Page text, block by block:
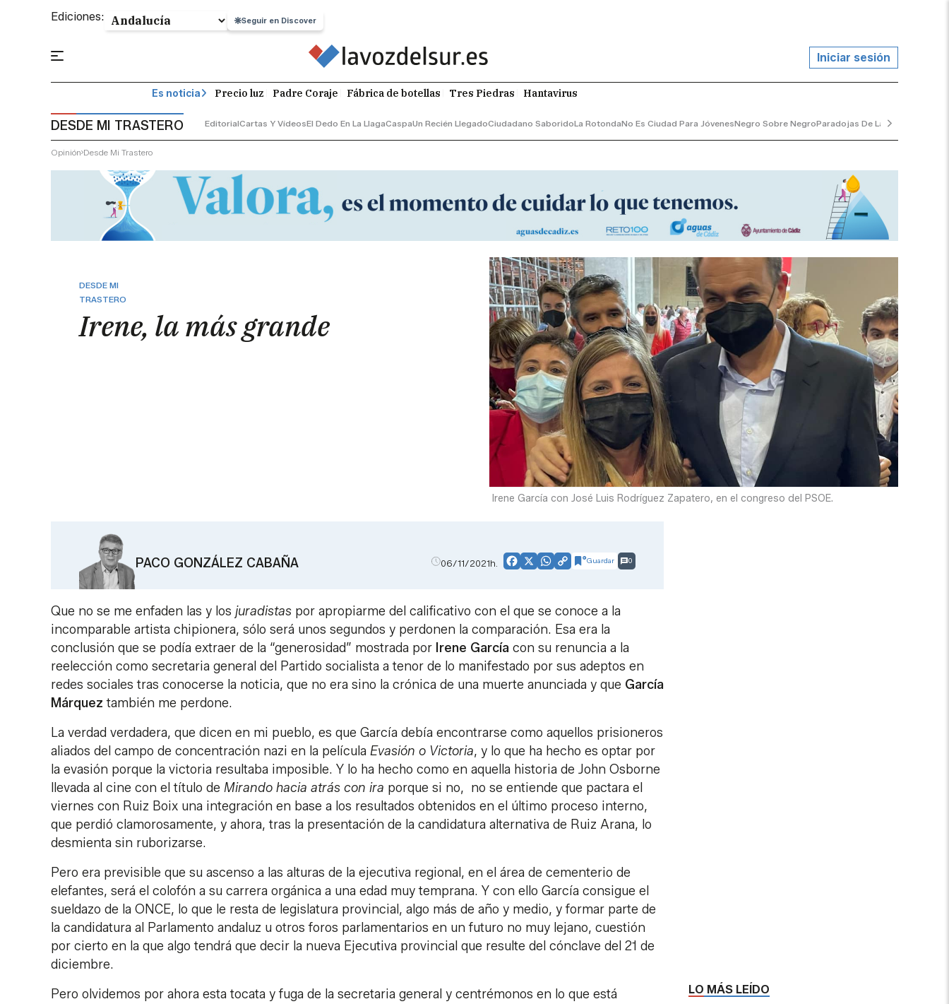
Ediciones: Seguir en Discover
Iniciar sesión
Es noticia Precio luz Padre Coraje Fábrica de botellas Tres Piedras Hantavirus
DESDE MI TRASTERO EditorialCartas Y VídeosEl Dedo En La LlagaCaspaUn Recién LlegadoCiudadano SaboridoLa RotondaNo Es Ciudad Para JóvenesNegro Sobre NegroParadojas De La Vida
Opinión Desde Mi Trastero
DESDE MI
TRASTERO
Irene, la más grande
Irene García con José Luis Rodríguez Zapatero, en el congreso del PSOE.
LO MÁS LEÍDO
PACO GONZÁLEZ CABAÑA 06/11/2021h. Facebook
X WhatsApp
CopyGuardar 0
Que no se me enfaden las y los juradistas por apropiarme del calificativo con el que se conoce a la
incomparable artista chipionera, sólo será unos segundos y perdonen la comparación. Esa era la
conclusión que se podía extraer de la “generosidad” mostrada por Irene García con su renuncia a la
reelección como secretaria general del Partido socialista a tenor de lo manifestado por sus adeptos en
redes sociales tras conocerse la noticia, que no era sino la crónica de una muerte anunciada y que García
Márquez también me perdone.
La verdad verdadera, que dicen en mi pueblo, es que García debía encontrarse como aquellos prisioneros
aliados del campo de concentración nazi en la película Evasión o Victoria, y lo que ha hecho es optar por
la evasión porque la victoria resultaba imposible. Y lo ha hecho como en aquella historia de John Osborne
llevada al cine con el título de Mirando hacia atrás con ira porque si no, no se entiende que pactara el
viernes con Ruiz Boix una integración en base a los resultados obtenidos en el último proceso interno,
que perdió clamorosamente, y ahora, tras la presentación de la candidatura alternativa de Ruiz Arana, lo
desmienta sin ruborizarse.
Pero era previsible que su ascenso a las alturas de la ejecutiva regional, en el área de cementerio de
elefantes, será el colofón a su carrera orgánica a una edad muy temprana. Y con ello García consigue el
sueldazo de la ONCE, lo que le resta de legislatura provincial, algo más de año y medio, y formar parte de
la candidatura al Parlamento andaluz u otros foros parlamentarios en un futuro no muy lejano, cuestión
por cierto en la que algo tendrá que decir la nueva Ejecutiva provincial que resulte del cónclave del 21 de
diciembre.
Pero olvidemos por ahora esta tocata y fuga de la secretaria general y centrémonos en lo que está